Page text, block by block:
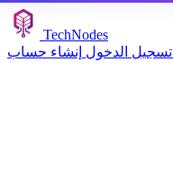
TechNodes
تسجيل الدخول